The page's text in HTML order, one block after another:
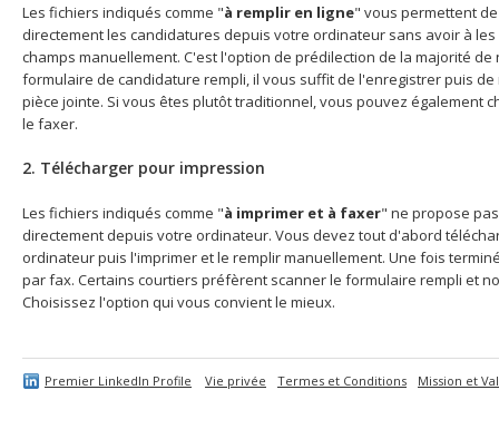
Les fichiers indiqués comme "à remplir en ligne" vous permettent
directement les candidatures depuis votre ordinateur sans avoir à
champs manuellement. C'est l'option de prédilection de la majorité de
formulaire de candidature rempli, il vous suffit de l'enregistrer puis
pièce jointe. Si vous êtes plutôt traditionnel, vous pouvez également
le faxer.
2. Télécharger pour impression
Les fichiers indiqués comme "à imprimer et à faxer" ne propose
directement depuis votre ordinateur. Vous devez tout d'abord
ordinateur puis l'imprimer et le remplir manuellement. Une fois
par fax. Certains courtiers préfèrent scanner le formulaire rempli et
Choisissez l'option qui vous convient le mieux.
Premier LinkedIn Profile Vie privée Termes et Conditions Mission et